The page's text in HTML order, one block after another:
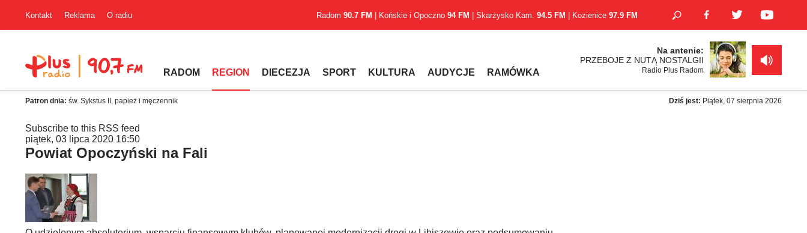
Kontakt Reklama O radiu Radom 90.7 FM | Końskie i Opoczno 94 FM | Skarżysko Kam. 94.5 FM | Kozienice 97.9 FM
RADOM REGION DIECEZJA SPORT KULTURA AUDYCJE RAMÓWKA
Na antenie:
PRZEBOJE Z NUTĄ NOSTALGII
Radio Plus Radom
Patron dnia: św. Sykstus II, papież i męczennik Dziś jest: Piątek, 07 sierpnia 2026
Subscribe to this RSS feed
piątek, 03 lipca 2020 16:50
Powiat Opoczyński na Fali